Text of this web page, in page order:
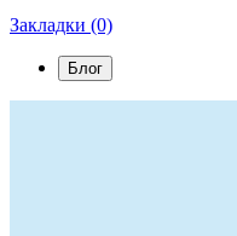
Закладки (0)
Блог